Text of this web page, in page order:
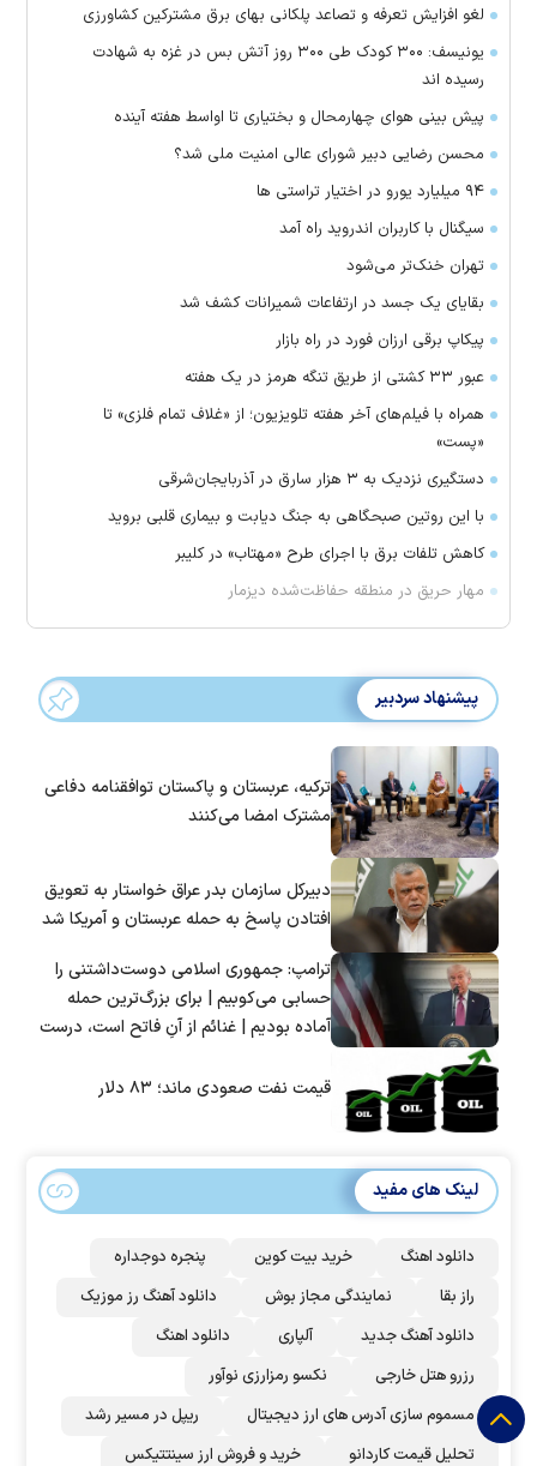
لغو افزایش تعرفه و تصاعد پلکانی بهای برق مشترکین کشاورزی
یونیسف: ۳۰۰ کودک طی ۳۰۰ روز آتش بس در غزه به شهادت
رسیده اند
پیش بینی هوای چهارمحال و بختیاری تا اواسط هفته آینده
محسن رضایی دبیر شورای عالی امنیت ملی شد؟
۹۴ میلیارد یورو در اختیار تراستی ها
سیگنال با کاربران اندروید راه آمد
تهران خنک‌تر می‌شود
بقایای یک جسد در ارتفاعات شمیرانات کشف شد
پیکاپ برقی ارزان فورد در راه بازار
عبور ۳۳ کشتی از طریق تنگه هرمز در یک هفته
همراه با فیلم‌های آخر هفته تلویزیون؛ از «غلاف تمام فلزی» تا
«پست»
دستگیری نزدیک به ۳ هزار سارق در آذربایجان‌شرقی
با این روتین صبحگاهی به جنگ دیابت و بیماری قلبی بروید
کاهش تلفات برق با اجرای طرح «مهتاب» در کلیبر
مهار حریق در منطقه حفاظت‌شده دیزمار
پیشنهاد سردبیر
ترکیه، عربستان و پاکستان توافقنامه دفاعی
مشترک امضا می‌کنند
دبیرکل سازمان بدر عراق خواستار به تعویق
افتادن پاسخ به حمله عربستان و آمریکا شد
ترامپ: جمهوری اسلامی دوست‌داشتنی را
حسابی می‌کوبیم | برای بزرگ‌ترین حمله
آماده بودیم | غنائم از آنِ فاتح است، درست
قیمت نفت صعودی ماند؛ ۸۳ دلار
لینک های مفید
دانلود اهنگ خرید بیت کوین
پنجره دوجداره
راز بقا
نمایندگی مجاز بوش
دانلود آهنگ رز‌ موزیک
دانلود آهنگ جدید
آلپاری
دانلود اهنگ
رزرو هتل خارجی
نکسو رمزارزی نوآور
مسموم سازی آدرس های ارز دیجیتال
ریپل در مسیر رشد
تحلیل قیمت کاردانو
خرید و فروش ارز سینتتیکس